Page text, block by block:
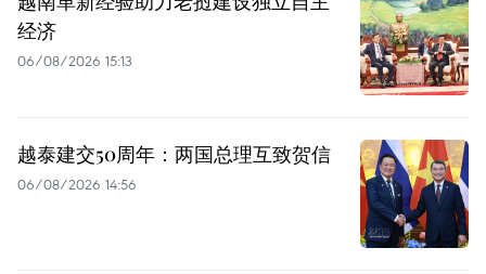
经济
06/08/2026 15:13
越泰建交50周年：两国总理互致贺信
06/08/2026 14:56